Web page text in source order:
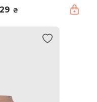
₴